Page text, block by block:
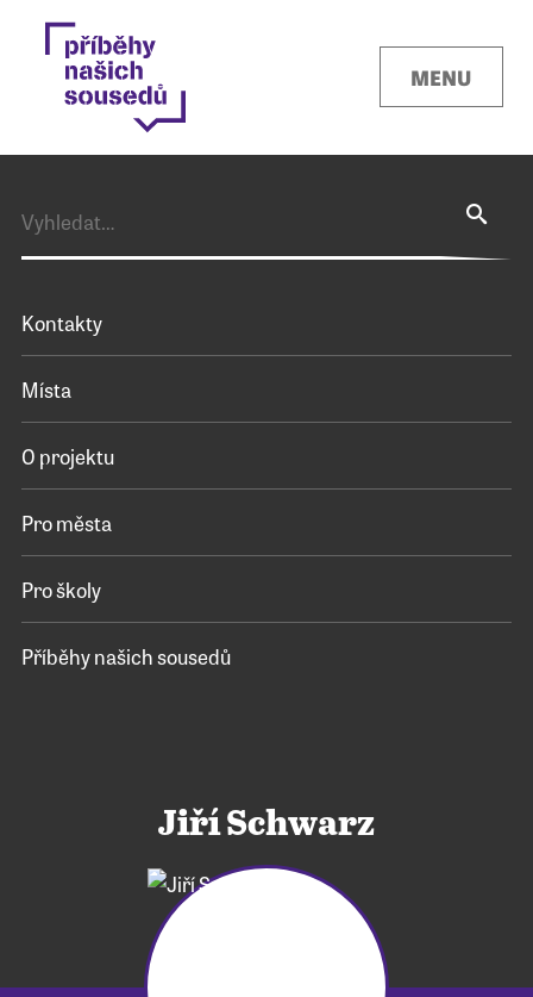
MENU
Kontakty
Místa
O projektu
Pro města
Pro školy
Příběhy našich sousedů
Jiří Schwarz